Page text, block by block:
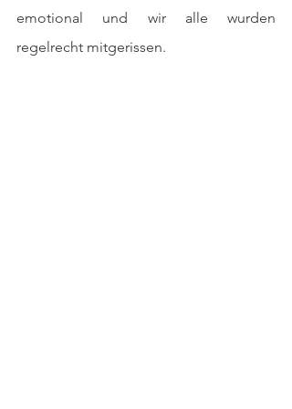
emotional und wir alle wurden
regelrecht mitgerissen.